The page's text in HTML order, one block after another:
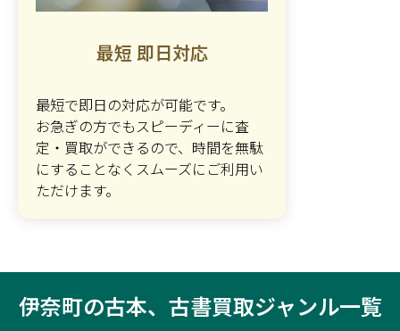
最短 即日対応
最短で即日の対応が可能です。
お急ぎの方でもスピーディーに査
定・買取ができるので、時間を無駄
にすることなくスムーズにご利用い
ただけます。
伊奈町の古本、古書買取ジャンル一覧